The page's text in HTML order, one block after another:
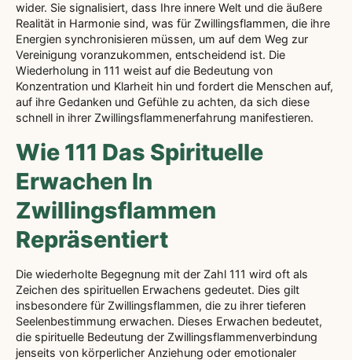
wider. Sie signalisiert, dass Ihre innere Welt und die äußere
Realität in Harmonie sind, was für Zwillingsflammen, die ihre
Energien synchronisieren müssen, um auf dem Weg zur
Vereinigung voranzukommen, entscheidend ist. Die
Wiederholung in 111 weist auf die Bedeutung von
Konzentration und Klarheit hin und fordert die Menschen auf,
auf ihre Gedanken und Gefühle zu achten, da sich diese
schnell in ihrer Zwillingsflammenerfahrung manifestieren.
Wie 111 Das Spirituelle
Erwachen In
Zwillingsflammen
Repräsentiert
Die wiederholte Begegnung mit der Zahl 111 wird oft als
Zeichen des spirituellen Erwachens gedeutet. Dies gilt
insbesondere für Zwillingsflammen, die zu ihrer tieferen
Seelenbestimmung erwachen. Dieses Erwachen bedeutet,
die spirituelle Bedeutung der Zwillingsflammenverbindung
jenseits von körperlicher Anziehung oder emotionaler